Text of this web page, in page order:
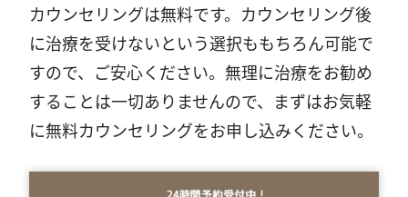
カウンセリングは無料です。カウンセリング後
に治療を受けないという選択ももちろん可能で
すので、ご安心ください。無理に治療をお勧め
することは一切ありませんので、まずはお気軽
に無料カウンセリングをお申し込みください。